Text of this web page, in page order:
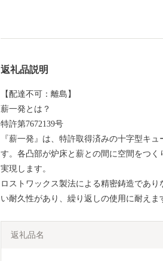
返礼品説明
【配達不可：離島】
薪一発とは？
特許第7672139号
『薪一発』は、特許取得済みの十字型キ
す。各凸部が炉床と薪との間に空間をつ
実現します。
ロストワックス製法による精密鋳造であ
い耐久性があり、繰り返しの使用に耐えま
返礼品名